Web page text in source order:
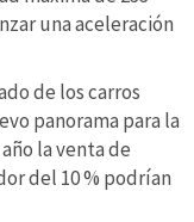
una aceleración
de los carros
panorama para la
la venta de
del 10 % podrían